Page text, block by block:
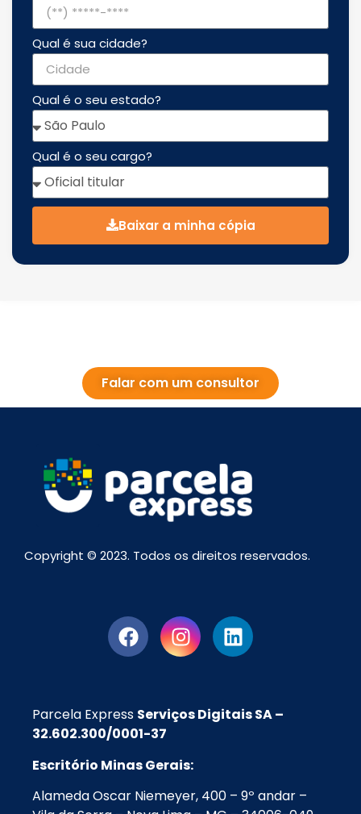
Qual é sua cidade?
Qual é o seu estado?
Qual é o seu cargo?
Baixar a minha cópia
Falar com um consultor
Copyright © 2023. Todos os direitos reservados.
Parcela Express Serviços Digitais SA –
32.602.300/0001-37
Escritório Minas Gerais:
Alameda Oscar Niemeyer, 400 – 9º andar –